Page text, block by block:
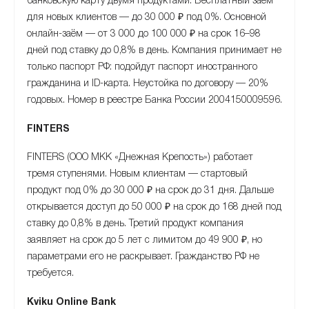
для новых клиентов — до 30 000 ₽ под 0%. Основной
онлайн-заём — от 3 000 до 100 000 ₽ на срок 16–98
дней под ставку до 0,8% в день. Компания принимает не
только паспорт РФ: подойдут паспорт иностранного
гражданина и ID-карта. Неустойка по договору — 20%
годовых. Номер в реестре Банка России 2004150009596.
FINTERS
FINTERS (ООО МКК «Днежная Крепость») работает
тремя ступенями. Новым клиентам — стартовый
продукт под 0% до 30 000 ₽ на срок до 31 дня. Дальше
открывается доступ до 50 000 ₽ на срок до 168 дней под
ставку до 0,8% в день. Третий продукт компания
заявляет на срок до 5 лет с лимитом до 49 900 ₽, но
параметрами его не раскрывает. Гражданство РФ не
требуется.
Kviku Online Bank